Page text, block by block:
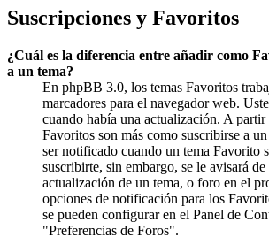
Suscripciones y Favoritos
¿Cuál es la diferencia entre añadir como
a un tema?
En phpBB 3.0, los temas Favoritos
marcadores para el navegador web.
cuando había una actualización. A
Favoritos son más como suscribirse a
ser notificado cuando un tema Favorito
suscribirte, sin embargo, se le avisará
actualización de un tema, o foro en el
opciones de notificación para los
se pueden configurar en el Panel de
"Preferencias de Foros".